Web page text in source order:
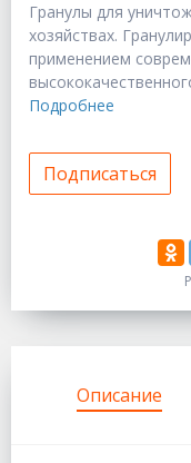
Гранулы для
хозяйствах.
применением
Подробнее
Подписаться
Описание